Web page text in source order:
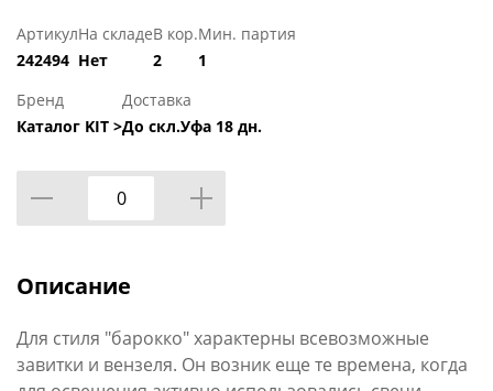
Артикул
242494
На складе
Нет
В кор.
2
Мин. партия
1
Бренд
Каталог KIT >
Доставка
До скл.Уфа 18 дн.
Описание
Для стиля "барокко" характерны всевозможные
завитки и вензеля. Он возник еще те времена, когда